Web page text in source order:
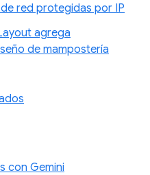
red protegidas por IP
agrega
de mampostería
con Gemini